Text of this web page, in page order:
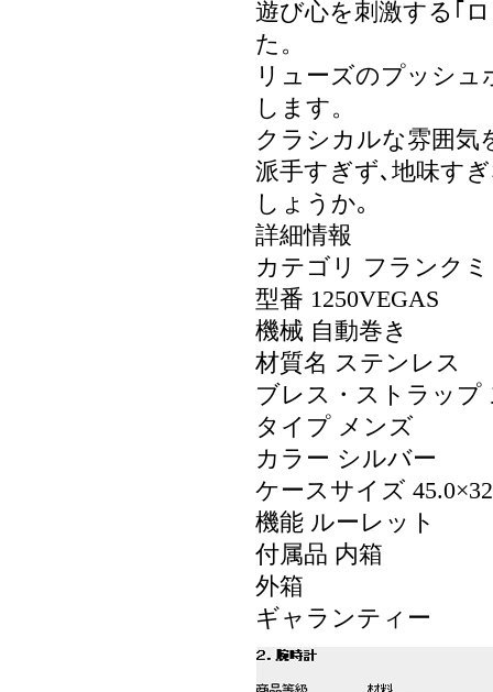
遊び心を刺激する｢
た。
リューズのプッシュ
します。
クラシカルな雰囲気
派手すぎず､地味す
しょうか｡
詳細情報
カテゴリ フランク
型番 1250VEGAS
機械 自動巻き
材質名 ステンレス
ブレス・ストラップ
タイプ メンズ
カラー シルバー
ケースサイズ
機能 ルーレット
付属品 内箱
外箱
ギャランティー